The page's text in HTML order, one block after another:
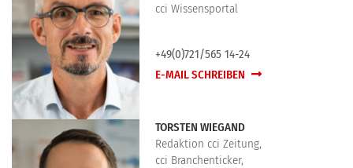
cci Wissensportal
+49(0)721/565 14-24
E-MAIL SCHREIBEN
TORSTEN WIEGAND
Redaktion cci Zeitung,
cci Branchenticker,